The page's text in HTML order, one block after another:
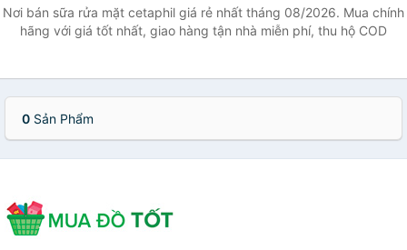
Shop
Nơi bán sữa rửa mặt cetaphil giá rẻ nhất tháng 08/2026. Mua chính
hãng với giá tốt nhất, giao hàng tận nhà miễn phí, thu hộ COD
0 Sản Phẩm